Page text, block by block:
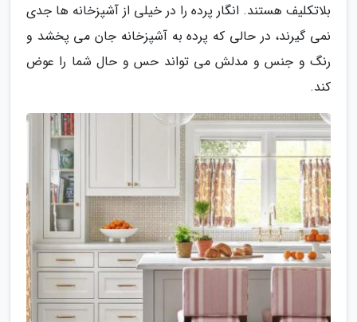
بلاتکلیف هستند. انگار پرده را در خیلی از آشپزخانه ها جدی
نمی گیرند، در حالی که پرده به آشپزخانه جان می پخشد و
رنگ و جنس و مدلش می تواند حس و حال شما را عوض
کند.